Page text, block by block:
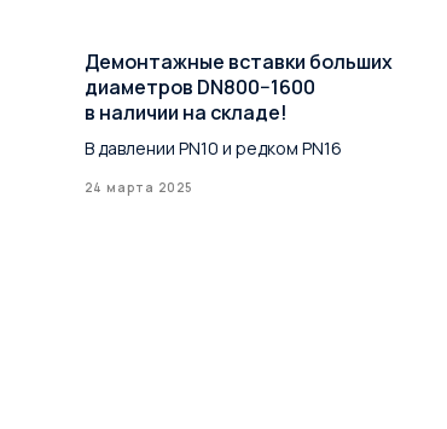
Демонтажные вставки больших
диаметров DN800−1600
в наличии на складе!
В давлении PN10 и редком PN16
24 марта 2025